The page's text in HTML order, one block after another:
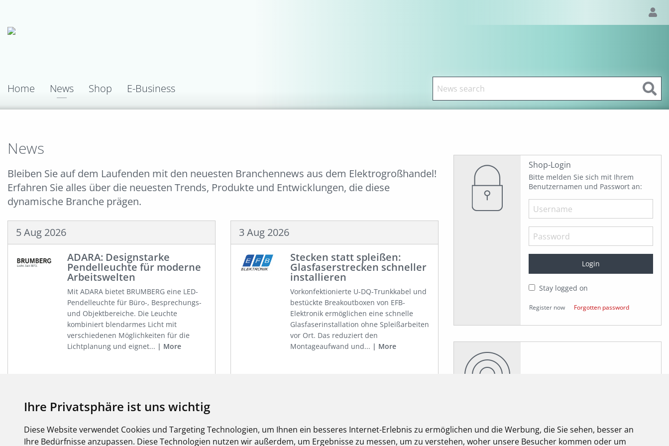
Ihre Privatsphäre ist uns wichtig
Diese Website verwendet Cookies und Targeting Technologien, um Ihnen ein besseres Internet-Erlebnis zu ermöglichen und die Werbung, die Sie sehen, besser an
Ihre Bedürfnisse anzupassen. Diese Technologien nutzen wir außerdem, um Ergebnisse zu messen, um zu verstehen, woher unsere Besucher kommen oder um
Home News Shop E-Business
News
Bleiben Sie auf dem Laufenden mit den neuesten Branchennews aus dem Elektrogroßhandel!
Erfahren Sie alles über die neuesten Trends, Produkte und Entwicklungen, die diese
dynamische Branche prägen.
5 Aug 2026
ADARA: Designstarke
Pendelleuchte für moderne
Arbeitswelten
Mit ADARA bietet BRUMBERG eine LED-
Pendelleuchte für Büro-, Besprechungs-
und Objektbereiche. Die Leuchte
kombiniert blendarmes Licht mit
verschiedenen Möglichkeiten für die
Lichtplanung und eignet...
More
3 Aug 2026
Stecken statt spleißen:
Glasfaserstrecken schneller
installieren
Vorkonfektionierte U-DQ-Trunkkabel und
bestückte Breakoutboxen von EFB-
Elektronik ermöglichen eine schnelle
Glasfaserinstallation ohne Spleißarbeiten
vor Ort. Das reduziert den
Montageaufwand und...
More
Wachstum durch Wissen,
Testsieger und Preistipp:
Shop-Login
Bitte melden Sie sich mit Ihrem
Benutzernamen und Passwort an:
Stay logged on
Register now Forgotten password
elektroforum -